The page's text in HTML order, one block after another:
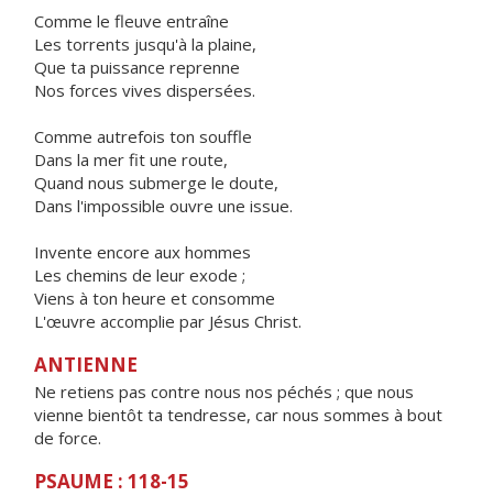
Comme le fleuve entraîne
Les torrents jusqu'à la plaine,
Que ta puissance reprenne
Nos forces vives dispersées.
Comme autrefois ton souffle
Dans la mer fit une route,
Quand nous submerge le doute,
Dans l'impossible ouvre une issue.
Invente encore aux hommes
Les chemins de leur exode ;
Viens à ton heure et consomme
L'œuvre accomplie par Jésus Christ.
ANTIENNE
Ne retiens pas contre nous nos péchés ; que nous
vienne bientôt ta tendresse, car nous sommes à bout
de force.
PSAUME : 118-15